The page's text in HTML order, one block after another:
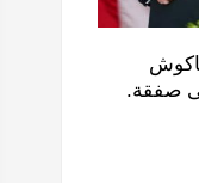
صفقة.